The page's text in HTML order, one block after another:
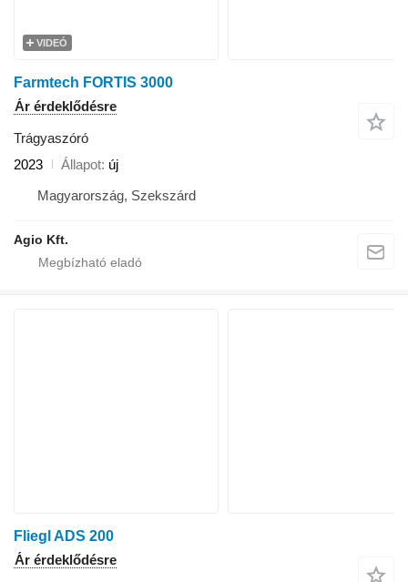
VIDEÓ
Farmtech FORTIS 3000
Ár érdeklődésre
Trágyaszóró
2023
Állapot új
Magyarország, Szekszárd
Agio Kft.
Fliegl ADS 200
Ár érdeklődésre